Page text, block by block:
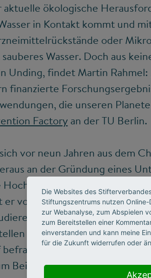
aktuelle ökologische
in Kontakt kommt und
oder
Wasser. Doch aus
Unding, findet Martin
finanzierte
die unseren
Factoryan der TU Berlin.
vor neun Jahren aus dem
an der Gründung eines
„um der nächsten
er vor allem für eine andere
der Hochschule
können, ein
Beispiel waren es 61
Die Websites des
Stiftungszentrums nutzen
zur Webanalyse, zum Abspielen
zum Bereitstellen einer
einverstanden und kann meine
für die Zukunft widerrufen oder